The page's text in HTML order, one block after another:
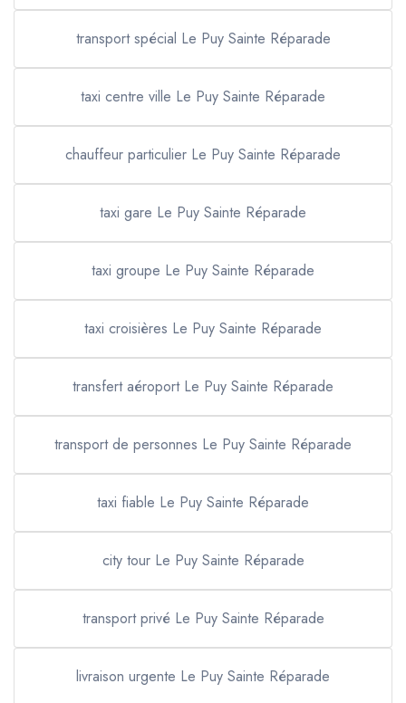
transport spécial Le Puy Sainte Réparade
taxi centre ville Le Puy Sainte Réparade
chauffeur particulier Le Puy Sainte Réparade
taxi gare Le Puy Sainte Réparade
taxi groupe Le Puy Sainte Réparade
taxi croisières Le Puy Sainte Réparade
transfert aéroport Le Puy Sainte Réparade
transport de personnes Le Puy Sainte Réparade
taxi fiable Le Puy Sainte Réparade
city tour Le Puy Sainte Réparade
transport privé Le Puy Sainte Réparade
livraison urgente Le Puy Sainte Réparade